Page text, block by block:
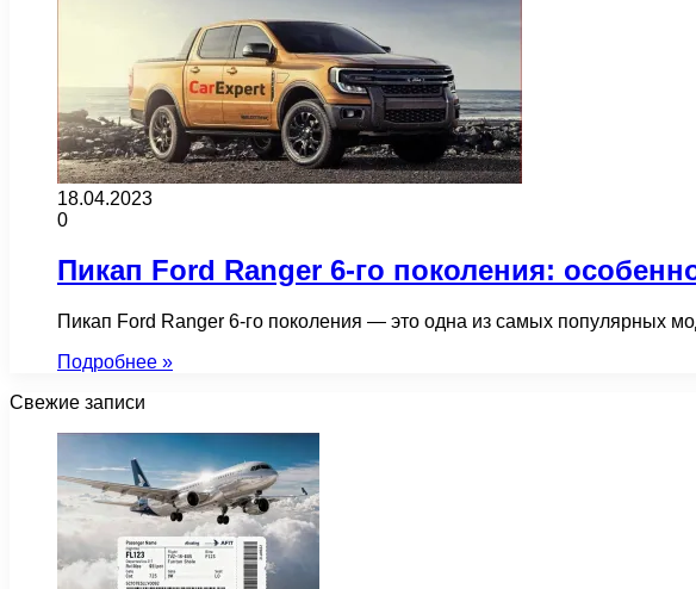
18.04.2023
0
Пикап Ford Ranger 6-го поколения:
Пикап Ford Ranger 6-го поколения — это одна из самых популярных
Подробнее »
Свежие записи